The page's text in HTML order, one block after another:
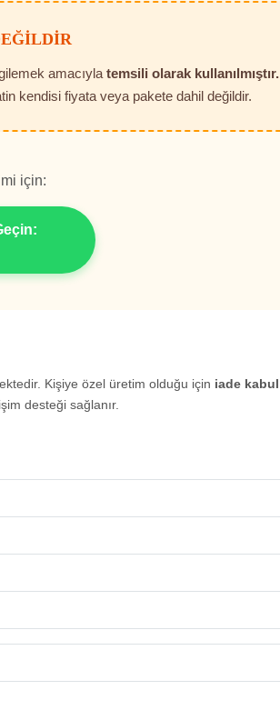
amacıylatemsili olarak kullanılmıştır.
kendisi fiyata veya pakete dahil değildir.
için:
Kişiye özel üretim olduğu için iade kabul
desteği sağlanır.